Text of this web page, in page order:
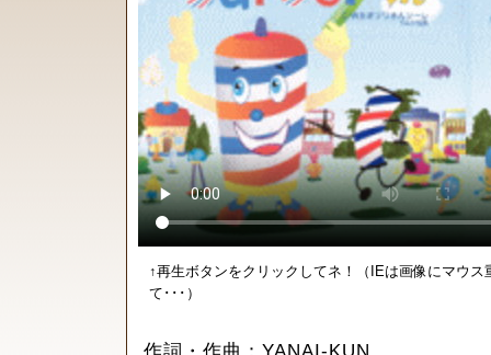
↑再生ボタンをクリックしてネ！（IEは画像にマウス
て･･･）